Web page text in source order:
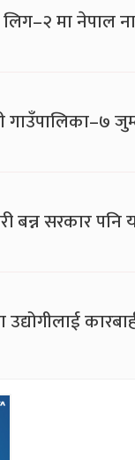
मा नेपाल
गाउँपालिका–७
बन्न सरकार पनि